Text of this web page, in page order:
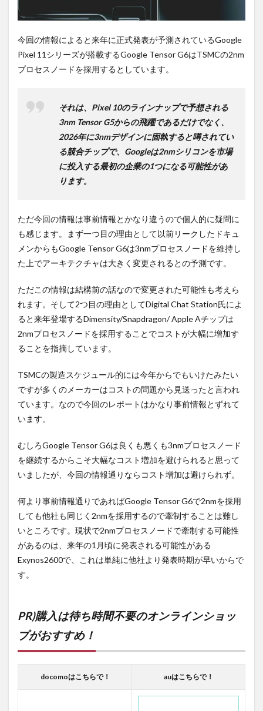
ンシ
プが
おす
す
め！
今回の情報によると来年に正式発表が予測されているGoogle
Pixel 11シリーズが搭載するGoogle Tensor G6はTSMCの2nm
プロセスノードを採用するとしています。
それは、Pixel 10のラインナップで予想される
3nm Tensor G5からの飛躍であるだけでなく、
2026年に3nmデザインに固執すると噂されてい
る競合チップで、Googleは2nmシリコンを市場
に投入する最初の企業の1つになる可能性があ
ります。
ただ今回の情報は事前情報とかなり違うので個人的に疑問に
も感じます。まず一つ目の理由として以前リークしたドキュ
メンからもGoogle Tensor G6は3nmプロセスノードを維持し
た上でアーキテクチャは大きく変更されるとの予測です。
ただこの情報は結構前の話なので変更された可能性も考えら
れます。そして2つ目の理由としてDigital Chat Station氏によ
ると来年登場するDimensity/Snapdragon/ Apple Aチップは
2nmプロセスノードを採用することでコストが大幅に増加す
ることを指摘しています。
TSMCの製造スケジュール的には今年からでもいけたみたい
ですが多くのメーカーはコストの問題から見送ったと言われ
ています。なので今回のレポートはかなり事前情報とずれて
います。
むしろGoogle Tensor G6は良くも悪くも3nmプロセスノード
を継続するからこそ大幅なコスト増加を避けられると思って
いましたが、今回の情報通りならコスト増加は避けられず。
何より事前情報通りであればGoogle Tensor G6で2nmを採用
しても他社も同じく2nmを採用するので牽制することは難し
いところです。現状で2nmプロセスノードで牽制する可能性
があるのは、来年の1月頃に発表される可能性がある
Exynos2600で、これは単純に他社より発表時期が早いからで
す。
PR)購入は待ち時間不要のオンラインショッ
プがおすすめ！
docomoはこちらで！ auはこちらで！